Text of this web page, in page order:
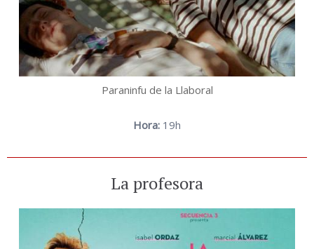
Paraninfu de la Llaboral
Hora: 19h
La profesora